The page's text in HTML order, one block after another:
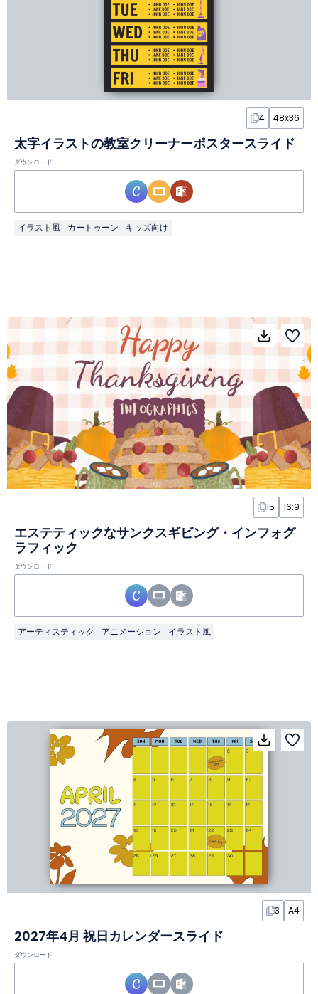
4 48x36
太字イラストの教室クリーナーポスタースライド
ダウンロード
イラスト風 カートゥーン キッズ向け
15 16:9
エステティックなサンクスギビング・インフォグ
ラフィック
ダウンロード
アーティスティック アニメーション イラスト風
3 A4
2027年4月 祝日カレンダースライド
ダウンロード